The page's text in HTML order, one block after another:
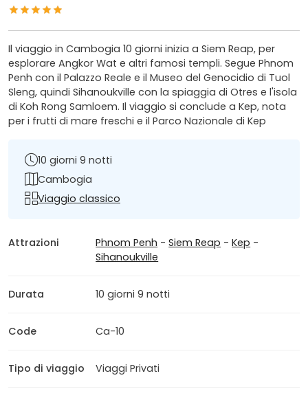
Il viaggio in Cambogia 10 giorni inizia a Siem Reap, per
esplorare Angkor Wat e altri famosi templi. Segue Phnom
Penh con il Palazzo Reale e il Museo del Genocidio di Tuol
Sleng, quindi Sihanoukville con la spiaggia di Otres e l'isola
di Koh Rong Samloem. Il viaggio si conclude a Kep, nota
per i frutti di mare freschi e il Parco Nazionale di Kep
10 giorni 9 notti
Cambogia
Viaggio classico
Attrazioni Phnom Penh -Siem Reap -Kep -
Sihanoukville
Durata 10 giorni 9 notti
Code Ca-10
Tipo di viaggio Viaggi Privati